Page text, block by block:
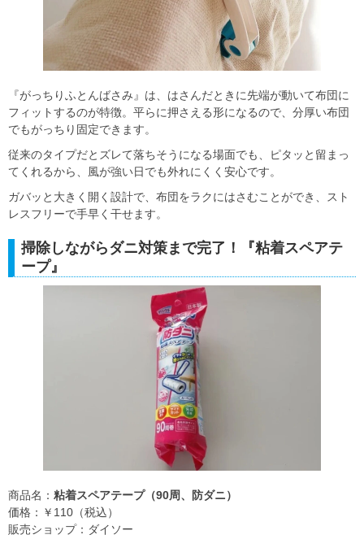
『がっちりふとんばさみ』は、はさんだときに先端が動いて布団に
フィットするのが特徴。平らに押さえる形になるので、分厚い布団
でもがっちり固定できます。
従来のタイプだとズレて落ちそうになる場面でも、ピタッと留まっ
てくれるから、風が強い日でも外れにくく安心です。
ガバッと大きく開く設計で、布団をラクにはさむことができ、スト
レスフリーで手早く干せます。
掃除しながらダニ対策まで完了！『粘着スペアテ
ープ』
商品名： 粘着スペアテープ（90周、防ダニ）
価格：￥110（税込）
販売ショップ：ダイソー